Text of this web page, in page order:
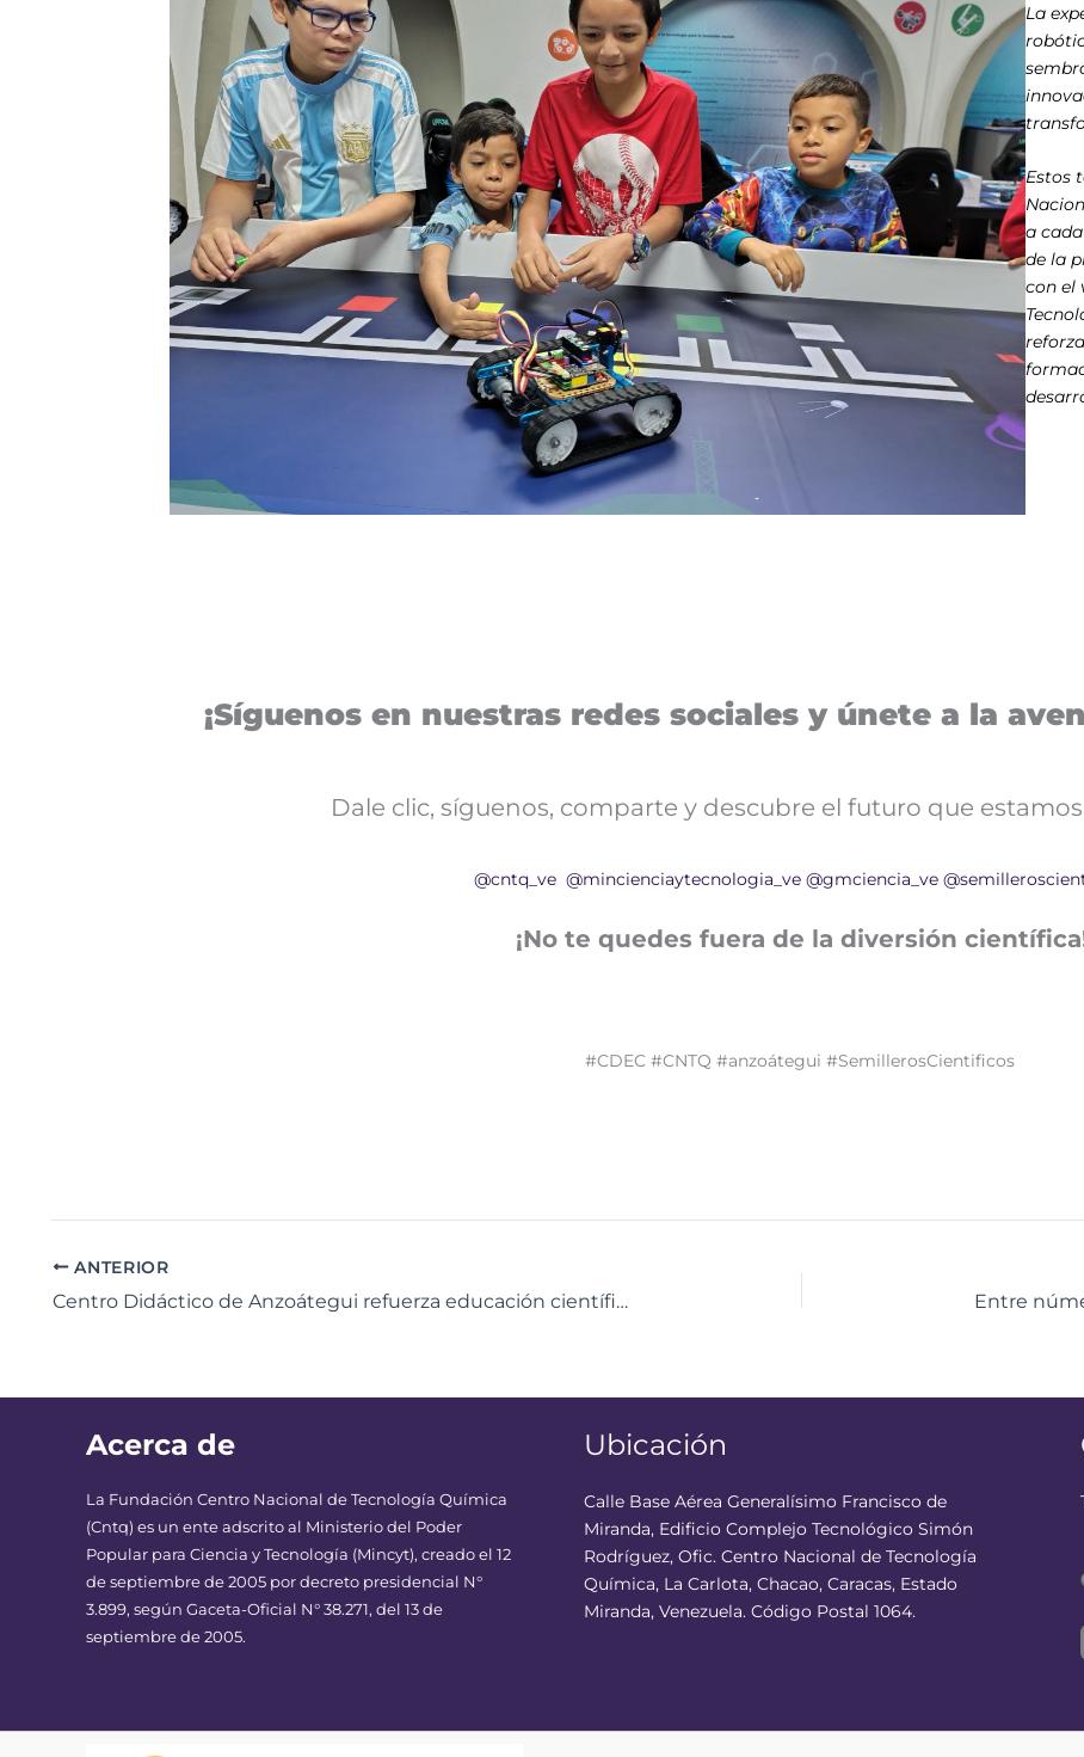
La
Estos
a
de la
con el
¡Síguenos en nuestras redes sociales y únete a la
Dale clic, síguenos, comparte y descubre el futuro que
@cntq_ve @mincienciaytecnologia_ve @gmciencia_ve
¡No te quedes fuera de la diversión
#CDEC #CNTQ #anzoátegui #SemillerosCientificos
ANTERIOR
Centro Didáctico de Anzoátegui refuerza educación científica de jóvenes estudiantes de Química Industrial
Acerca de
La Fundación Centro Nacional de Tecnología Química
(Cntq) es un ente adscrito al Ministerio del Poder
Popular para Ciencia y Tecnología (Mincyt), creado el 12
de septiembre de 2005 por decreto presidencial N°
3.899, según Gaceta-Oficial N° 38.271, del 13 de
septiembre de 2005.
Ubicación
Calle Base Aérea Generalísimo Francisco de
Miranda, Edificio Complejo Tecnológico Simón
Rodríguez, Ofic. Centro Nacional de Tecnología
Química, La Carlota, Chacao, Caracas, Estado
Miranda, Venezuela. Código Postal 1064.